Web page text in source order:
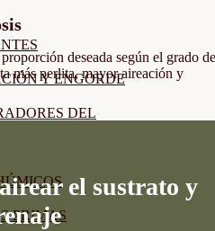
Y ENGORDE
DEL
PRIMAS
deseada según el grado de
más perlita, mayor aireación y
el sustrato y